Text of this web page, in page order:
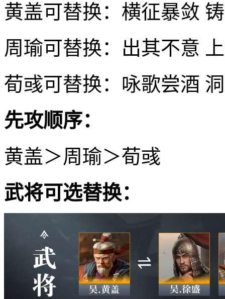
黄盖可替换：横征暴敛
周瑜可替换：出其不意
荀彧可替换：咏歌尝酒
先攻顺序：
黄盖＞周瑜＞荀彧
武将可选替换：